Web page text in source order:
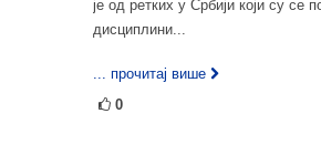
је од ретких у Србији који су се
дисциплини...
... прочитај више
0